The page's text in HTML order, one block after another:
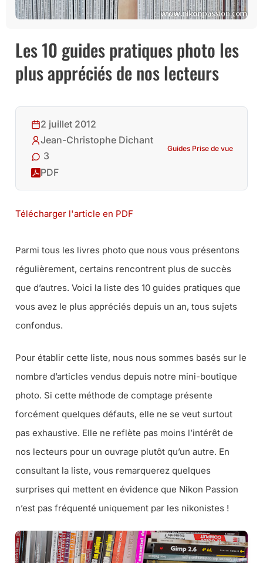
Les 10 guides pratiques photo les
plus appréciés de nos lecteurs
2 juillet 2012
Jean-Christophe Dichant
3
PDF
Guides Prise de vue
Télécharger l'article en PDF
Parmi tous les livres photo que nous vous présentons
régulièrement, certains rencontrent plus de succès
que d’autres. Voici la liste des 10 guides pratiques que
vous avez le plus appréciés depuis un an, tous sujets
confondus.
Pour établir cette liste, nous nous sommes basés sur le
nombre d’articles vendus depuis notre mini-boutique
photo. Si cette méthode de comptage présente
forcément quelques défauts, elle ne se veut surtout
pas exhaustive. Elle ne reflète pas moins l’intérêt de
nos lecteurs pour un ouvrage plutôt qu’un autre. En
consultant la liste, vous remarquerez quelques
surprises qui mettent en évidence que Nikon Passion
n’est pas fréquenté uniquement par les nikonistes !